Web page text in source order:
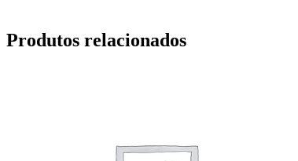
Produtos relacionados